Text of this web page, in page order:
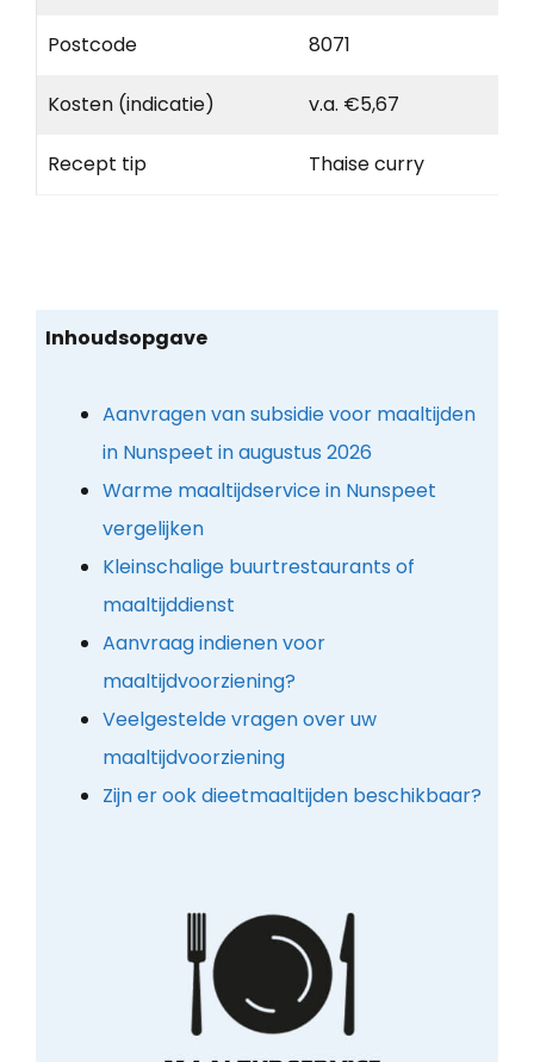
Postcode 8071
Kosten (indicatie) v.a. €5,67
Recept tip Thaise curry
Inhoudsopgave
Aanvragen van subsidie voor maaltijden
in Nunspeet in augustus 2026
Warme maaltijdservice in Nunspeet
vergelijken
Kleinschalige buurtrestaurants of
maaltijddienst
Aanvraag indienen voor
maaltijdvoorziening?
Veelgestelde vragen over uw
maaltijdvoorziening
Zijn er ook dieetmaaltijden beschikbaar?